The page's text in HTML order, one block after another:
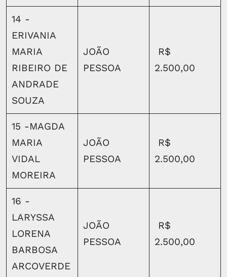
14 -
ERIVANIA
MARIA
RIBEIRO DE
ANDRADE
SOUZA
JOÃO
PESSOA
R$
2.500,00
15 -MAGDA
MARIA
VIDAL
MOREIRA
JOÃO
PESSOA
R$
2.500,00
16 -
LARYSSA
LORENA
BARBOSA
ARCOVERDE
JOÃO
PESSOA
R$
2.500,00